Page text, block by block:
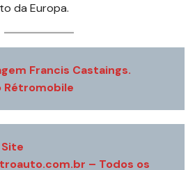
da Europa.
Francis Castaings.
Rétromobile
– Todos os